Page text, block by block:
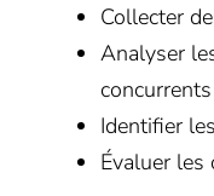
Collecter
Analyser
concurrents
Identifier
Évaluer les